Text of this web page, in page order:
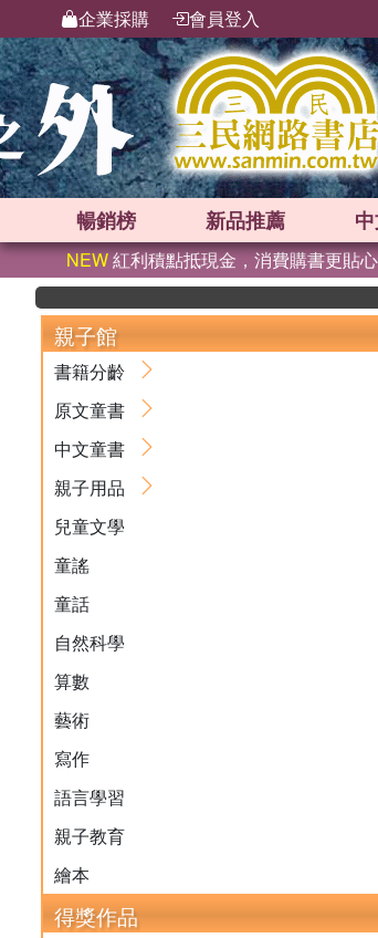
企業採購 會員登入
暢銷榜 新品推薦
NEW紅利積點抵現金，消費購書更貼心
親子館
書籍分齡
原文童書
中文童書
親子用品
兒童文學
童謠
童話
自然科學
算數
藝術
寫作
語言學習
親子教育
繪本
得獎作品